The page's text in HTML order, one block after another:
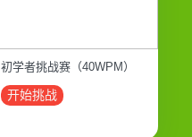
初学者挑战赛（40WPM）
开始挑战